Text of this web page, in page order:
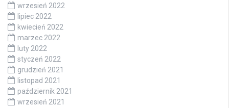
wrzesień 2022
lipiec 2022
kwiecień 2022
marzec 2022
luty 2022
styczeń 2022
grudzień 2021
listopad 2021
październik 2021
wrzesień 2021